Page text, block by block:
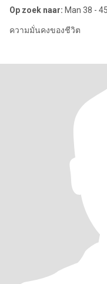
Op zoek naar: Man 38 - 45
ความมั่นคงของชีวิต